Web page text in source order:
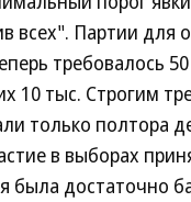
всех". Партии для
требовалось
10 тыс. Строгим
только полтора
в выборах
была достаточно